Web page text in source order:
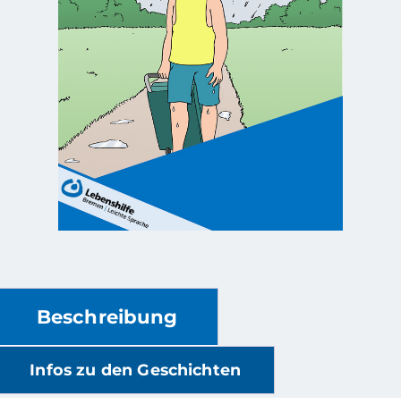
Beschreibung
Infos zu den Geschichten